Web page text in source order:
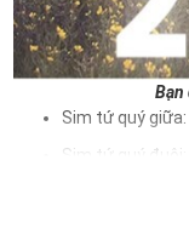
Bạn
Sim tứ quý
Sim tứ quý